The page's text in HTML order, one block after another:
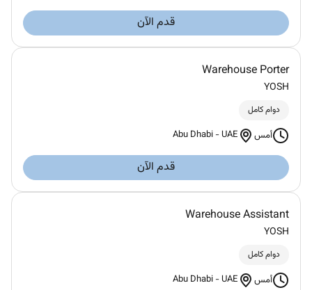
قدم الآن
Warehouse Porter
YOSH
دوام كامل
أمس Abu Dhabi -UAE
قدم الآن
Warehouse Assistant
YOSH
دوام كامل
أمس Abu Dhabi -UAE